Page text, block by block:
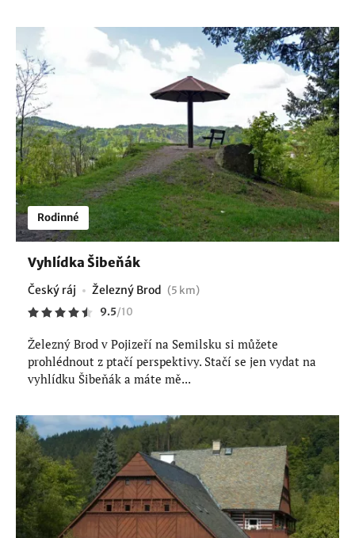
Rodinné
Vyhlídka Šibeňák
Český ráj Železný Brod (5 km)
9.5/10
Železný Brod v Pojizeří na Semilsku si můžete
prohlédnout z ptačí perspektivy. Stačí se jen vydat na
vyhlídku Šibeňák a máte mě...